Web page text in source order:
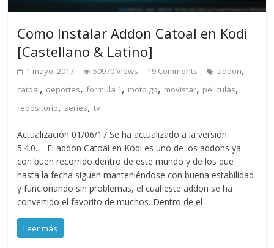
Como Instalar Addon Catoal en Kodi
[Castellano & Latino]
1 mayo, 2017 50970 Views 19 Comments addon,
catoal, deportes,formula 1, moto gp, movistar, peliculas,
repositorio, series,tv
Actualización 01/06/17 Se ha actualizado a la versión
5.4.0. – El addon Catoal en Kodi es uno de los addons ya
con buen recorrido dentro de este mundo y de los que
hasta la fecha siguen manteniéndose con buena estabilidad
y funcionando sin problemas, el cual este addon se ha
convertido el favorito de muchos. Dentro de el
Leer más